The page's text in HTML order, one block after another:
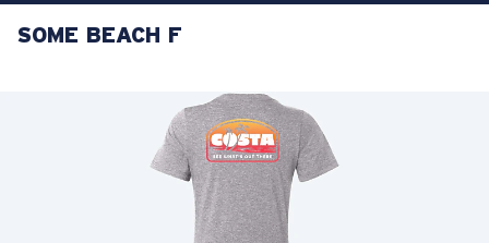
OBJETIVO ACTUALIZADO
Precio:
Cantidad:
Precio: Sin cargo
Cantidad:
SOME BEACH F